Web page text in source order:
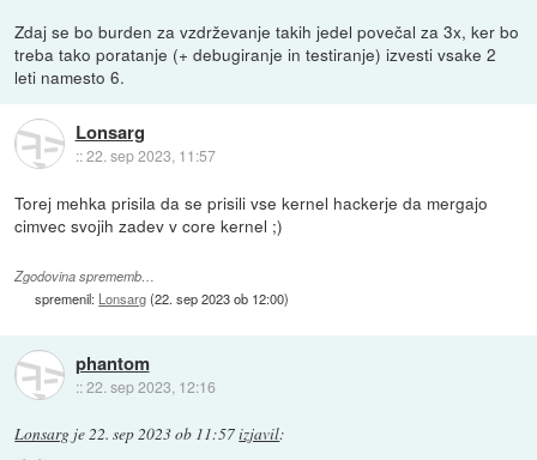
Zdaj se bo burden za vzdrževanje takih jedel povečal za 3x, ker bo
treba tako poratanje (+ debugiranje in testiranje) izvesti vsake 2
leti namesto 6.
Lonsarg
::22. sep 2023, 11:57
Torej mehka prisila da se prisili vse kernel hackerje da mergajo
cimvec svojih zadev v core kernel ;)
Zgodovina sprememb…
spremenil: Lonsarg(22. sep 2023 ob 12:00)
phantom
::22. sep 2023, 12:16
Lonsarg je22. sep 2023 ob 11:57izjavil: